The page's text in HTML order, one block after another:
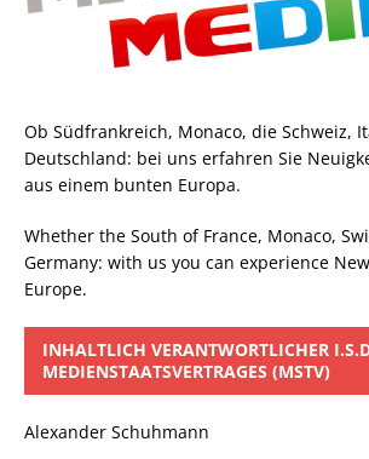
Ob Südfrankreich, Monaco, die Schweiz,
Deutschland: bei uns erfahren Sie
aus einem bunten Europa.
Whether the South of France, Monaco,
Germany: with us you can experience
Europe.
INHALTLICH VERANTWORTLICHER
MEDIENSTAATSVERTRAGES (MSTV)
Alexander Schuhmann